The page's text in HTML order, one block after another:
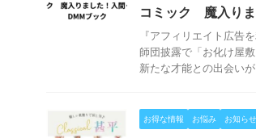
コミック 魔入り
『アフィリエイト広告
師団披露で「お化け屋
新たな才能との出会い
お得な情報 お悩み お知らせ